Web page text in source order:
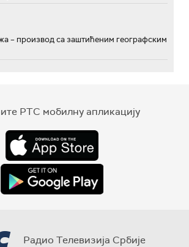
– производ са заштићеним географским
РТС мобилну апликацију
Радио Телевизија Србије